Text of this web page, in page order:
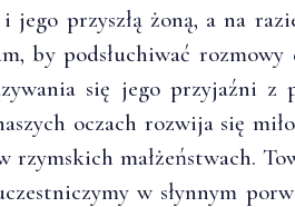
jego przyszłą żoną, a na
by podsłuchiwać rozmowy
się jego przyjaźni z
oczach rozwija się
rzymskich małżeństwach.
w słynnym